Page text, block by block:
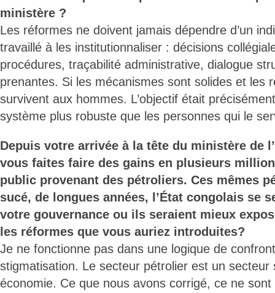
ministère ?
Les réformes ne doivent jamais dépendre d’un
travaillé à les institutionnaliser : décisions
procédures, traçabilité administrative, dialogue
prenantes. Si les mécanismes sont solides et les
survivent aux hommes. L’objectif était
système plus robuste que les personnes qui le
Depuis votre arrivée à la tête du ministère de
vous faites faire des gains en plusieurs
public provenant des pétroliers. Ces mêmes
sucé, de longues années, l’État congolais se
votre gouvernance ou ils seraient mieux
les réformes que vous auriez introduites?
Je ne fonctionne pas dans une logique de
stigmatisation. Le secteur pétrolier est un secteur
économie. Ce que nous avons corrigé, ce ne